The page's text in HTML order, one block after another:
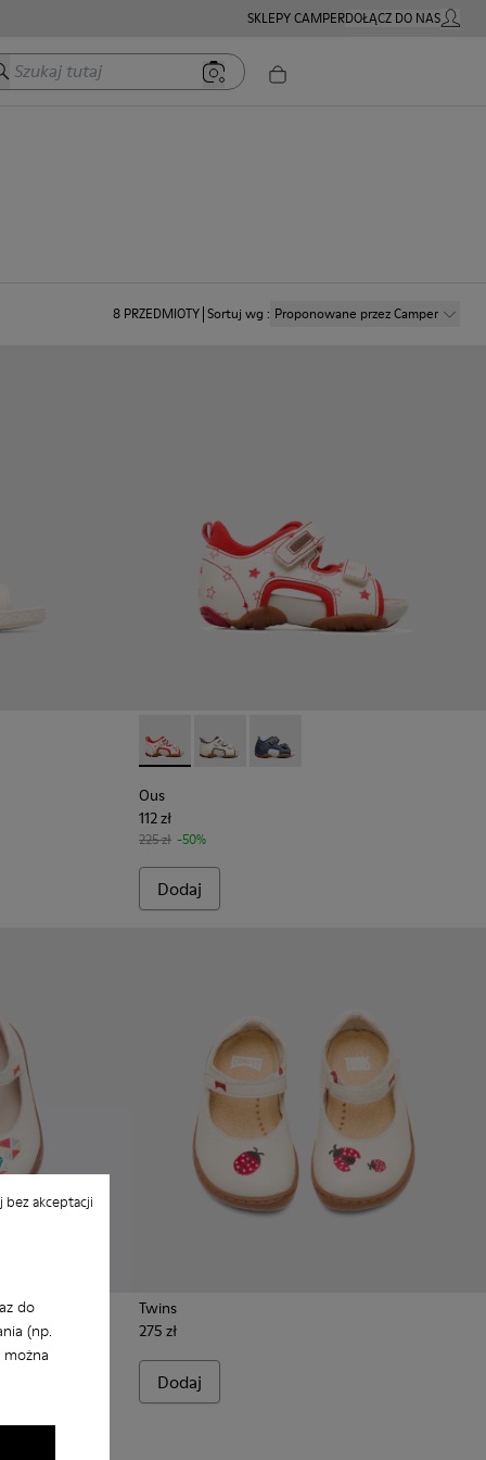
do
(np.
bez akceptacji
SKLEPY CAMPERDOŁĄCZ DO NASMOJE
tutaj
8 PRZEDMIOTY Sortuj wg : Proponowane przez Camper
Ous - 80530-036 - Beige
Ous - 80530-031Ous - 80530-030
Ous
112 zł
225 zł -50%
Dodaj
Twins
275 zł
Dodaj